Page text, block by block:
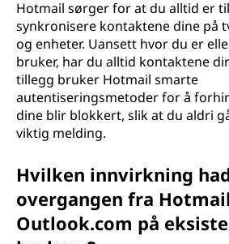
Hotmail sørger for at du alltid er
synkronisere kontaktene dine på
og enheter. Uansett hvor du er
bruker, har du alltid kontaktene
tillegg bruker Hotmail smarte
autentiseringsmetoder for å
dine blir blokkert, slik at du aldri
viktig melding.
Hvilken innvirkning
overgangen fra
Outlook.com på